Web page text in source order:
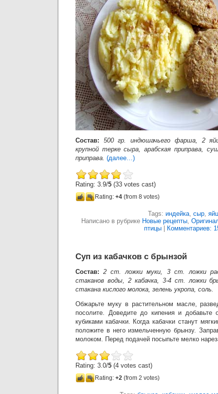
Состав: 500 гр. индюшачьего фарша, 2
крупной терке сыра, арабская приправа,
приправа. (далее…)
Rating: 3.9/5 (33 votes cast)
Rating: +4 (from 8 votes)
Tags: индейка, сыр,
Написано в рубрике Новые рецепты,
птицы
Комментариев:
Суп из кабачков с брынзой
Состав:2 ст. ложки муки, 3 ст. ложки
стаканов воды, 2 кабачка, 3-4 ст. ложки
стакана кислого молока, зелень укропа, соль.
Обжарьте муку в растительном масле,
посолите. Доведите до кипения и добавьте
кубиками кабачки. Когда кабачки станут
положите в него измельченную брынзу.
молоком. Перед подачей посыпьте мелко
Rating: 3.0/5 (4 votes cast)
Rating: +2 (from 2 votes)